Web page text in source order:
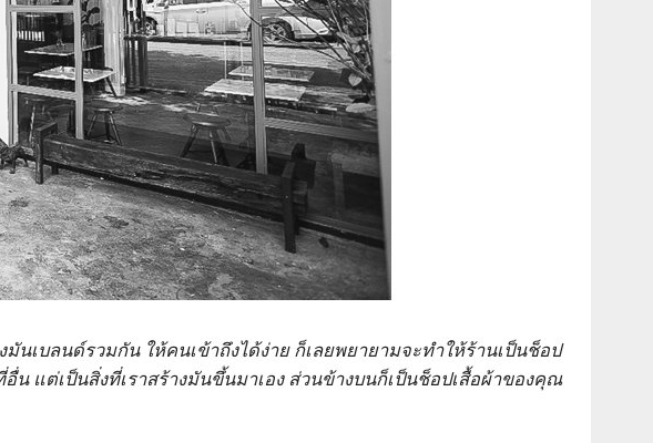
นเบลนด์รวมกัน ให้คนเข้าถึงได้ง่าย ก็เลยพยายามจะทำให้ร้านเป็นช็อป
แต่เป็นสิ่งที่เราสร้างมันขึ้นมาเอง ส่วนข้างบนก็เป็นช็อปเสื้อผ้าของคุณ